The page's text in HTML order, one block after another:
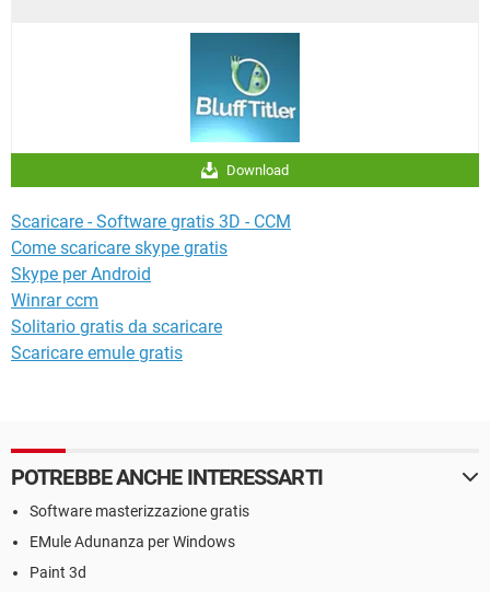
Download
Scaricare - Software gratis 3D - CCM
Come scaricare skype gratis
Skype per Android
Winrar ccm
Solitario gratis da scaricare
Scaricare emule gratis
POTREBBE ANCHE INTERESSARTI
Software masterizzazione gratis
EMule Adunanza per Windows
Paint 3d